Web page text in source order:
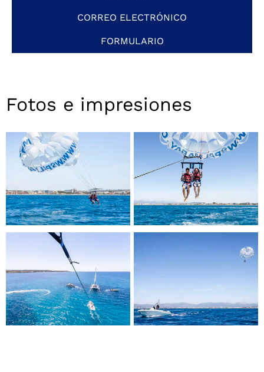
CORREO ELECTRÓNICO
FORMULARIO
Fotos e impresiones